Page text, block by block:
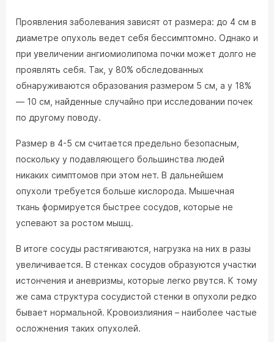
Проявления заболевания зависят от размера: до 4 см в
диаметре опухоль ведет себя бессимптомно. Однако и
при увеличении ангиомиолипома почки может долго не
проявлять себя. Так, у 80% обследованных
обнаруживаются образования размером 5 см, а у 18%
— 10 см, найденные случайно при исследовании почек
по другому поводу.
Размер в 4-5 см считается предельно безопасным,
поскольку у подавляющего большинства людей
никаких симптомов при этом нет. В дальнейшем
опухоли требуется больше кислорода. Мышечная
ткань формируется быстрее сосудов, которые не
успевают за ростом мышц.
В итоге сосуды растягиваются, нагрузка на них в разы
увеличивается. В стенках сосудов образуются участки
истончения и аневризмы, которые легко рвутся. К тому
же сама структура сосудистой стенки в опухоли редко
бывает нормальной. Кровоизлияния – наиболее частые
осложнения таких опухолей.